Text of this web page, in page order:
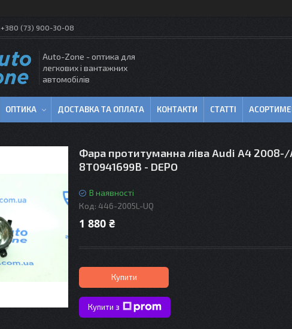
+380 (73) 900-30-08
Auto-Zone - оптика для
легкових і вантажних
автомобілів
ОПТИКА ДОСТАВКА ТА ОПЛАТА КОНТАКТИ СТАТТІ
Фара протитуманна ліва Audi A4
8T0941699B - DEPO
В наявності
Код: 446-2005L-UQ
1 880 ₴
Купити
Купити з